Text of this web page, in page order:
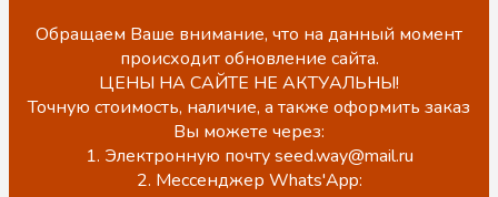
Обращаем Ваше внимание, что на данный момент
происходит обновление сайта.
ЦЕНЫ НА САЙТЕ НЕ АКТУАЛЬНЫ!
Точную стоимость, наличие, а также оформить заказ
Вы можете через:
1. Электронную почту seed.way@mail.ru
2. Мессенджер Whats'App: